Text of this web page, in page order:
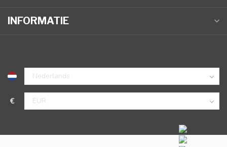
INFORMATIE
€